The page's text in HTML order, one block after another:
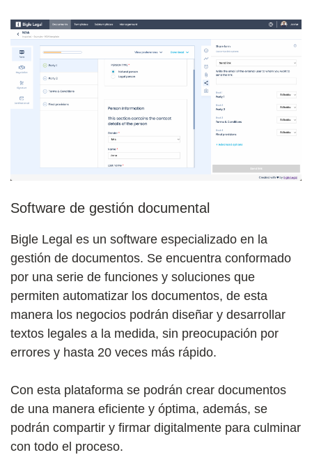
Software de gestión documental
Bigle Legal es un software especializado en la
gestión de documentos. Se encuentra conformado
por una serie de funciones y soluciones que
permiten automatizar los documentos, de esta
manera los negocios podrán diseñar y desarrollar
textos legales a la medida, sin preocupación por
errores y hasta 20 veces más rápido.
Con esta plataforma se podrán crear documentos
de una manera eficiente y óptima, además, se
podrán compartir y firmar digitalmente para culminar
con todo el proceso.